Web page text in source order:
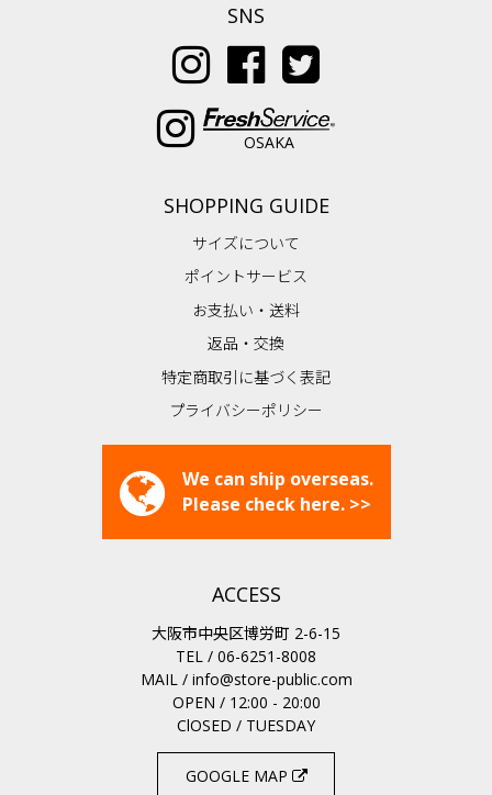
SNS
OSAKA
SHOPPING GUIDE
サイズについて
ポイントサービス
お支払い・送料
返品・交換
特定商取引に基づく表記
プライバシーポリシー
We can ship overseas.
Please check here. >>
ACCESS
大阪市中央区博労町 2-6-15
TEL / 06-6251-8008
MAIL / info@store-public.com
OPEN / 12:00 - 20:00
ClOSED / TUESDAY
GOOGLE MAP